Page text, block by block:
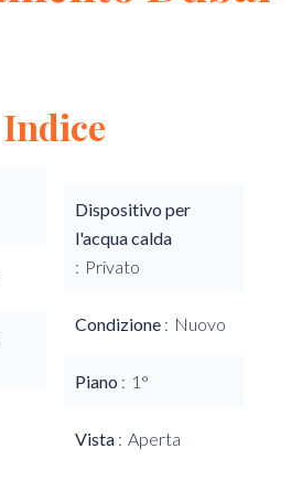
Indice
Dispositivo per
l'acqua calda
Privato
Condizione Nuovo
Piano 1°
Vista Aperta